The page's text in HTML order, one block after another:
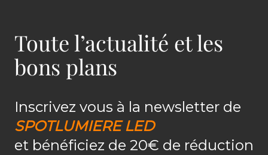
Toute l’actualité et les
bons plans
Inscrivez vous à la newsletter de
SPOTLUMIERE LED
et bénéficiez de 20€ de réduction